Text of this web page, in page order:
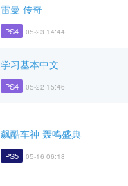
雷曼 传奇
PS4 05-23 14:44
学习基本中文
PS4 05-22 15:46
飙酷车神 轰鸣盛典
PS5 05-16 06:18